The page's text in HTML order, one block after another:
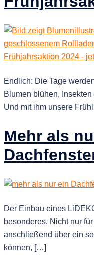
Endlich: Die Tage
Blumen blühen,
Und mit ihm unsere
Mehr als
Der Einbau eines
besonderes. Nicht nur
anschließend über ein
können, […]